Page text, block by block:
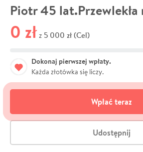
Piotr 45
0 zł z 5 000 zł (Cel)
Dokonaj pierwszej wpłaty.
Każda złotówka się liczy.
Wpłać teraz
Udostępnij